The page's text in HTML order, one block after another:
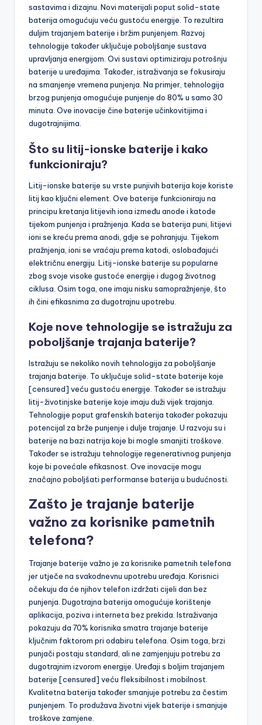
sastavima i dizajnu. Novi materijali poput solid-state
baterija omogućuju veću gustoću energije. To rezultira
duljim trajanjem baterije i bržim punjenjem. Razvoj
tehnologije također uključuje poboljšanje sustava
upravljanja energijom. Ovi sustavi optimiziraju potrošnju
baterije u uređajima. Također, istraživanja se fokusiraju
na smanjenje vremena punjenja. Na primjer, tehnologija
brzog punjenja omogućuje punjenje do 80% u samo 30
minuta. Ove inovacije čine baterije učinkovitijima i
dugotrajnijima.
Što su litij-ionske baterije i kako
funkcioniraju?
Litij-ionske baterije su vrste punjivih baterija koje koriste
litij kao ključni element. Ove baterije funkcioniraju na
principu kretanja litijevih iona između anode i katode
tijekom punjenja i pražnjenja. Kada se baterija puni, litijevi
ioni se kreću prema anodi, gdje se pohranjuju. Tijekom
pražnjenja, ioni se vraćaju prema katodi, oslobađajući
električnu energiju. Litij-ionske baterije su popularne
zbog svoje visoke gustoće energije i dugog životnog
ciklusa. Osim toga, one imaju nisku samopražnjenje, što
ih čini efikasnima za dugotrajnu upotrebu.
Koje nove tehnologije se istražuju za
poboljšanje trajanja baterije?
Istražuju se nekoliko novih tehnologija za poboljšanje
trajanja baterije. To uključuje solid-state baterije koje
[censured] veću gustoću energije. Također se istražuju
litij-životinjske baterije koje imaju duži vijek trajanja.
Tehnologije poput grafenskih baterija također pokazuju
potencijal za brže punjenje i dulje trajanje. U razvoju su i
baterije na bazi natrija koje bi mogle smanjiti troškove.
Također se istražuju tehnologije regenerativnog punjenja
koje bi povećale efikasnost. Ove inovacije mogu
značajno poboljšati performanse baterija u budućnosti.
Zašto je trajanje baterije
važno za korisnike pametnih
telefona?
Trajanje baterije važno je za korisnike pametnih telefona
jer utječe na svakodnevnu upotrebu uređaja. Korisnici
očekuju da će njihov telefon izdržati cijeli dan bez
punjenja. Dugotrajna baterija omogućuje korištenje
aplikacija, poziva i interneta bez prekida. Istraživanja
pokazuju da 70% korisnika smatra trajanje baterije
ključnim faktorom pri odabiru telefona. Osim toga, brzi
punjači postaju standard, ali ne zamjenjuju potrebu za
dugotrajnim izvorom energije. Uređaji s boljim trajanjem
baterije [censured] veću fleksibilnost i mobilnost.
Kvalitetna baterija također smanjuje potrebu za čestim
punjenjem. To produžava životni vijek baterije i smanjuje
troškove zamjene.